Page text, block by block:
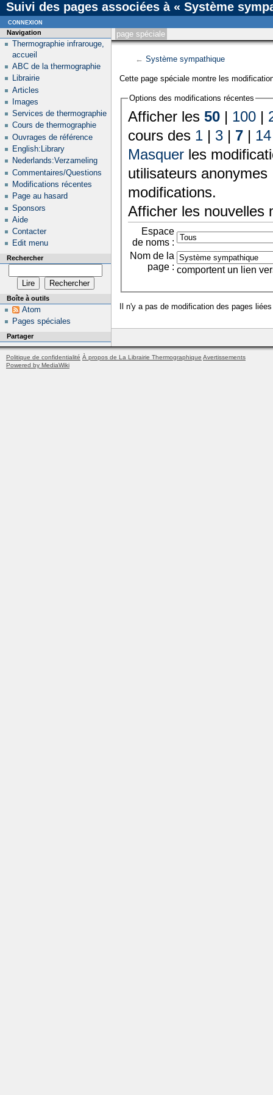
Suivi des pages associées à « Système
page spéciale
← Système sympathique
Cette page spéciale montre les
Options des modifications récentes
Afficher les 50| 100|
cours des 1| 3| 7| 14
Masquerles
utilisateurs
modifications.
Afficher les nouvelles
Espace
de noms :
Nom de la
page : comportent un lien
Il n'y a pas de modification des pages
Navigation
Thermographie infrarouge,
accueil
ABC de la thermographie
Librairie
Articles
Images
Services de thermographie
Cours de thermographie
Ouvrages de référence
English:Library
Nederlands:Verzameling
Commentaires/Questions
Modifications récentes
Page au hasard
Sponsors
Aide
Contacter
Edit menu
Rechercher
Boîte à outils
Atom
Pages spéciales
Partager
connexion
Politique de confidentialité À propos de La Librairie Thermographique Avertissements
Powered by MediaWiki